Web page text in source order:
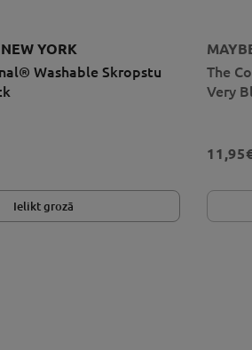
YORK
Washable Skropstu
Ielikt grozā
The
Very